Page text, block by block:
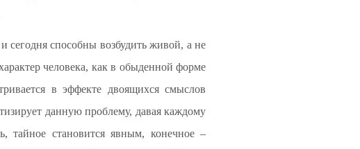
сегодня способны возбудить живой, а не
человека, как в обыденной форме
в эффекте двоящихся смыслов
данную проблему, давая каждому
тайное становится явным, конечное –